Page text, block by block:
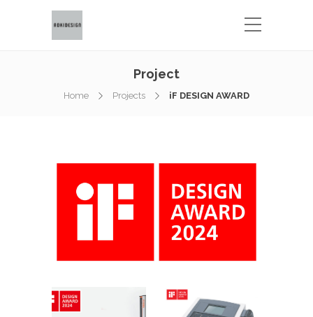
Project
Home Projects iF DESIGN AWARD